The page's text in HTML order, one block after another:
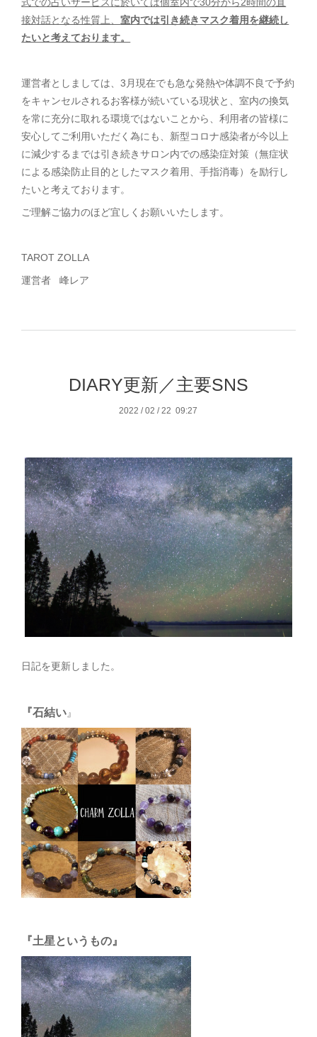
接対話となる性質上、室内では引き続きマスク着用を継続し
たいと考えております。
運営者としましては、3月現在でも急な発熱や体調不良で予約
をキャンセルされるお客様が続いている現状と、室内の換気
を常に充分に取れる環境ではないことから、利用者の皆様に
安心してご利用いただく為にも、新型コロナ感染者が今以上
に減少するまでは引き続きサロン内での感染症対策（無症状
による感染防止目的としたマスク着用、手指消毒）を励行し
たいと考えております。
ご理解ご協力のほど宜しくお願いいたします。
TAROT ZOLLA
運営者 峰レア
DIARY更新／主要SNS
2022 /02 / 22 09:27
日記を更新しました。
『石結い』
『土星というもの』